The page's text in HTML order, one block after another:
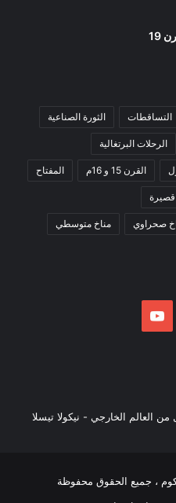
19
التساقطات الثورة الصناعية
الرحلات البرتغالية
القرن 15 و 16م المفتاح
صحراوي مناخ متوسطي
العالم الخارجي - نيكولا تيسلا